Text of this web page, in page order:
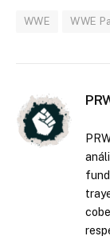
WWE WWE